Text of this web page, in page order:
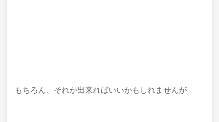
もちろん、それが出来ればいいかもしれませんが